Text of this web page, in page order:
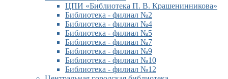
ЦПИ «Библиотека П. В. Крашенинникова»
Библиотека - филиал №2
Библиотека - филиал №4
Библиотека - филиал №5
Библиотека - филиал №7
Библиотека - филиал №9
Библиотека - филиал №10
Библиотека - филиал №12